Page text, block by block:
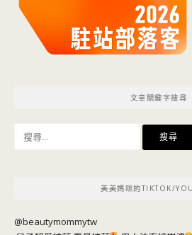
文章關鍵字搜尋
美美媽咪的TIKTOK/
@beautymommytw